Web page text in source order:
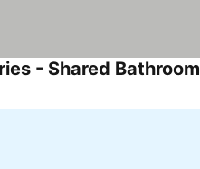
- Shared Bathroom